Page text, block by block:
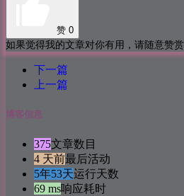
赞 0
如果觉得我的文章对你有用，请随意赞赏
下一篇
上一篇
博客信息
375文章数目
4 天前最后活动
5年53天运行天数
69 ms响应耗时